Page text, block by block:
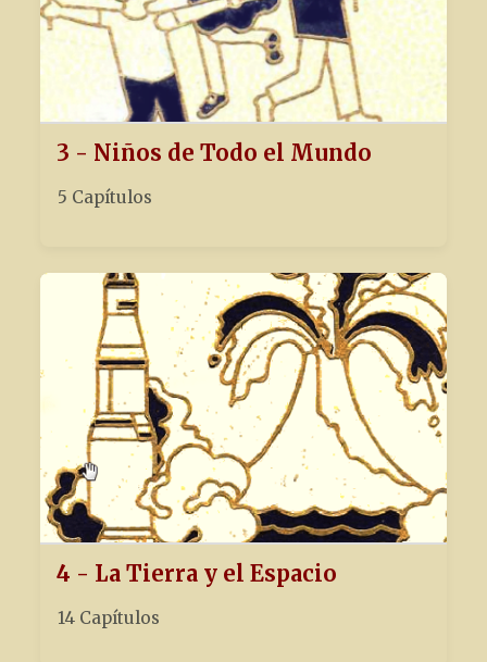
3 - Niños de Todo el Mundo
5 Capítulos
4 - La Tierra y el Espacio
14 Capítulos